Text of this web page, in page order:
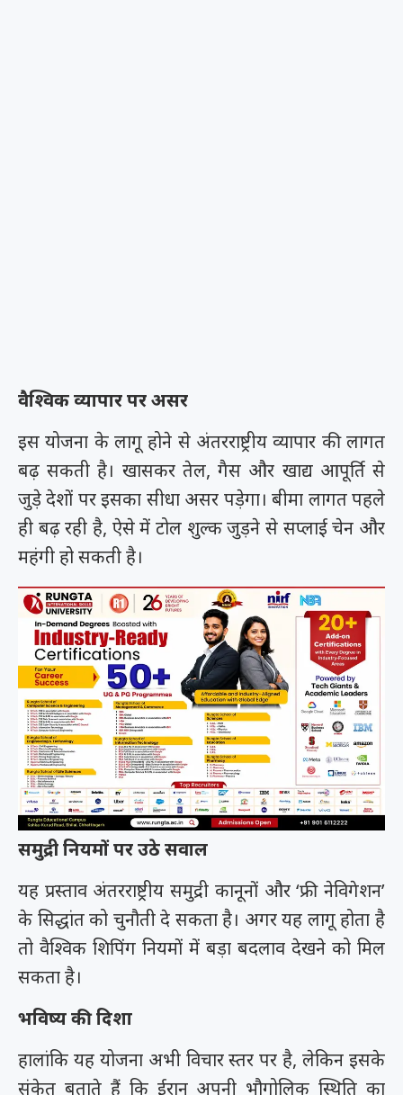
वैश्विक व्यापार पर असर
इस योजना के लागू होने से अंतरराष्ट्रीय व्यापार की लागत
बढ़ सकती है। खासकर तेल, गैस और खाद्य आपूर्ति से
जुड़े देशों पर इसका सीधा असर पड़ेगा। बीमा लागत पहले
ही बढ़ रही है, ऐसे में टोल शुल्क जुड़ने से सप्लाई चेन और
महंगी हो सकती है।
समुद्री नियमों पर उठे सवाल
यह प्रस्ताव अंतरराष्ट्रीय समुद्री कानूनों और ‘फ्री नेविगेशन’
के सिद्धांत को चुनौती दे सकता है। अगर यह लागू होता है
तो वैश्विक शिपिंग नियमों में बड़ा बदलाव देखने को मिल
सकता है।
भविष्य की दिशा
हालांकि यह योजना अभी विचार स्तर पर है, लेकिन इसके
संकेत बताते हैं कि ईरान अपनी भौगोलिक स्थिति का